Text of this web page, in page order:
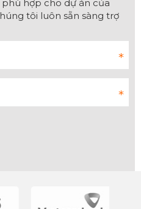
hợp cho dự án của
tôi luôn sẵn sàng trợ